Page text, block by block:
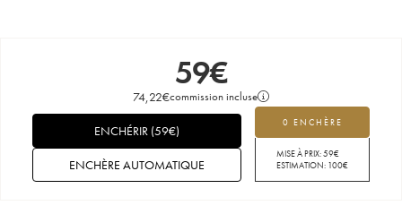
59€
74,22€commission incluse
0 ENCHÈRE
MISE À PRIX:59€
ESTIMATION: 100€
ENCHÉRIR (59€)
ENCHÈRE AUTOMATIQUE